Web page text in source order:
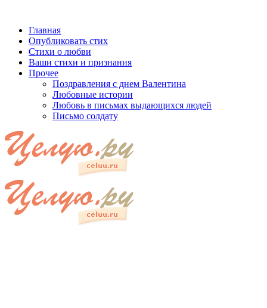
Главная
Опубликовать стих
Стихи о любви
Ваши стихи и признания
Прочее
Поздравления с днем Валентина
Любовные истории
Любовь в письмах выдающихся людей
Письмо солдату